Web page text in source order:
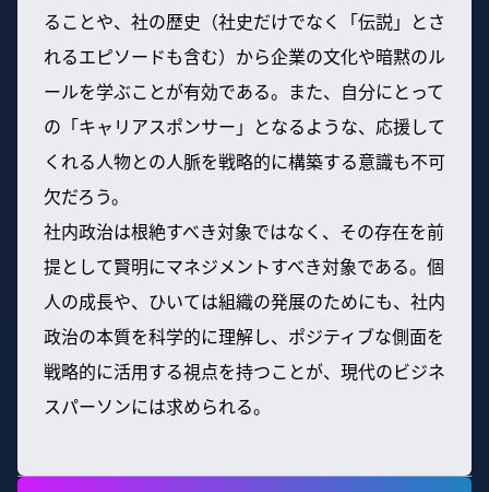
ることや、社の歴史（社史だけでなく「伝説」とさ
れるエピソードも含む）から企業の文化や暗黙のル
ールを学ぶことが有効である。また、自分にとって
の「キャリアスポンサー」となるような、応援して
くれる人物との人脈を戦略的に構築する意識も不可
欠だろう。
社内政治は根絶すべき対象ではなく、その存在を前
提として賢明にマネジメントすべき対象である。個
人の成長や、ひいては組織の発展のためにも、社内
政治の本質を科学的に理解し、ポジティブな側面を
戦略的に活用する視点を持つことが、現代のビジネ
スパーソンには求められる。